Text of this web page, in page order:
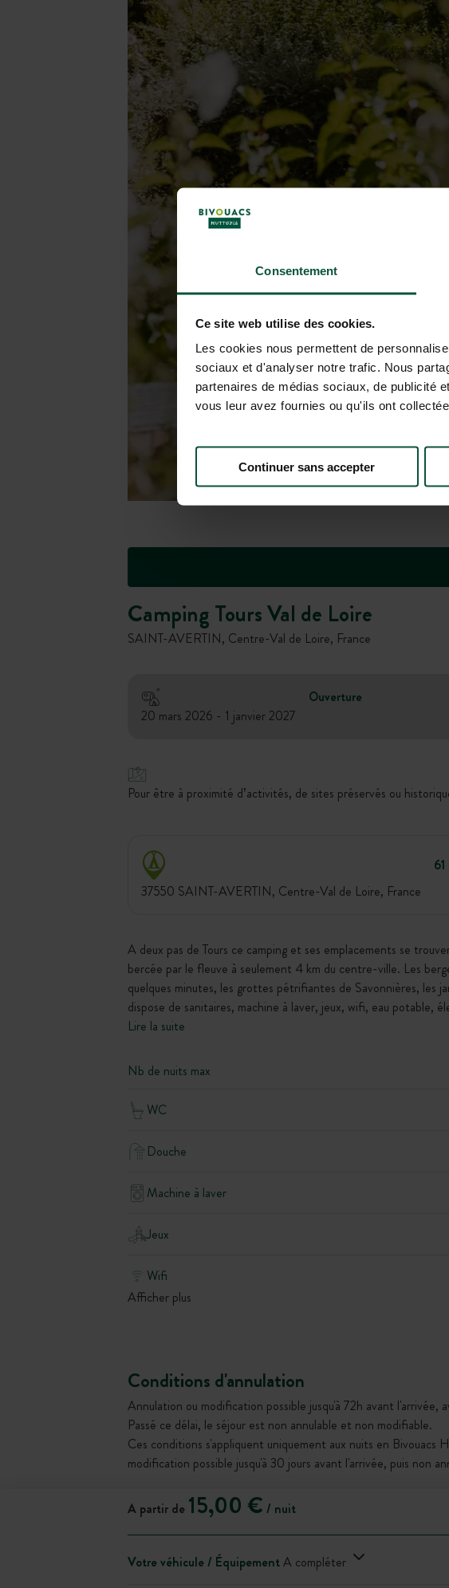
Consentement
Ce site web utilise des cookies.
Les cookies nous permettent de
sociaux et d'analyser notre trafic. Nous
partenaires de médias sociaux, de publicité
vous leur avez fournies ou qu'ils ont
Continuer sans accepter
Camping Tours Val de Loire
SAINT-AVERTIN, Centre-Val de Loire, France
Ouverture
20 mars 2026 - 1 janvier 2027
Pour être à proximité d’activités, de sites préservés ou
37550 SAINT-AVERTIN, Centre-Val de Loire, France
A deux pas de Tours ce camping et ses emplacements se
bercée par le fleuve à seulement 4 km du centre-ville. Les
quelques minutes, les grottes pétrifiantes de Savonnières, les
dispose de sanitaires, machine à laver, jeux, wifi, eau potable,
Lire la suite
Nb de nuits max
WC
Douche
Machine à laver
Jeux
Wifi
Afficher plus
Conditions d'annulation
Annulation ou modification possible jusqu'à 72h avant l'arrivée,
Passé ce délai, le séjour est non annulable et non modifiable.
Ces conditions s'appliquent uniquement aux nuits en
modification possible jusqu'à 30 jours avant l'arrivée, puis non
A partir de 15,00 € / nuit
Votre véhicule / ÉquipementA compléter